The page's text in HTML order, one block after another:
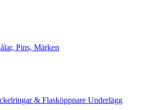
Pins, Märken
& Flasköppnare Underlägg